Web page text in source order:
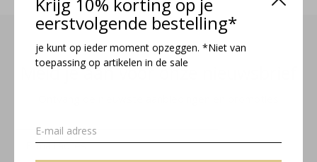
eerstvolgende bestelling*
je kunt op ieder moment opzeggen. *Niet van
toepassing op artikelen in de sale
Meld je aan voor onze nieuwsbrief
MELD JE AAN